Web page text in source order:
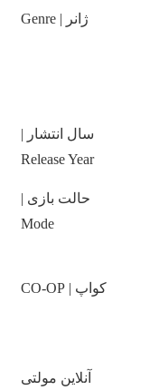
ژانر | Genre
سال انتشار |
Release Year
حالت بازی |
Mode
کواپ | CO-OP
آنلاین مولتی